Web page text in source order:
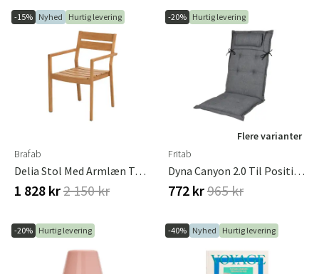
-15% Nyhed Hurtig levering
Brafab
Delia Stol Med Armlæn Teak
1 828 kr2 150 kr
-20% Hurtig levering
Flere varianter
Fritab
Dyna Canyon 2.0 Til Positionsstol Oxford Grå
772 kr965 kr
-20% Hurtig levering -40% Nyhed Hurtig levering